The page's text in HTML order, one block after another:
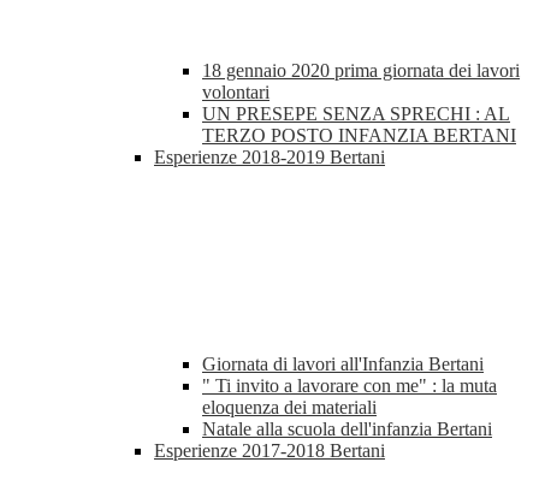
18 gennaio 2020 prima giornata dei lavori
volontari
UN PRESEPE SENZA SPRECHI : AL
TERZO POSTO INFANZIA BERTANI
Esperienze 2018-2019 Bertani
Giornata di lavori all'Infanzia Bertani
" Ti invito a lavorare con me" : la muta
eloquenza dei materiali
Natale alla scuola dell'infanzia Bertani
Esperienze 2017-2018 Bertani